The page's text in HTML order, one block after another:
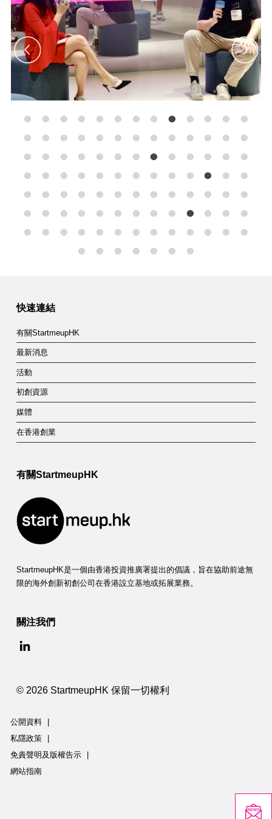
• • • • • • • • • • • • •
• • • • • • • • • • • • •
• • • • • • • • • • • • •
• • • • • • • • • • • • •
• • • • • • • • • • • • •
• • • • • • • • • • • • •
• • • • • • • • • • • • •
• • • • • • •
快速連結
有關StartmeupHK
最新消息
活動
初創資源
媒體
在香港創業
有關StartmeupHK
StartmeupHK是一個由香港投資推廣署提出的倡議，旨在協助前途無
限的海外創新初創公司在香港設立基地或拓展業務。
關注我們
© 2026 StartmeupHK 保留一切權利
公開資料
私隱政策
免責聲明及版權告示
網站指南